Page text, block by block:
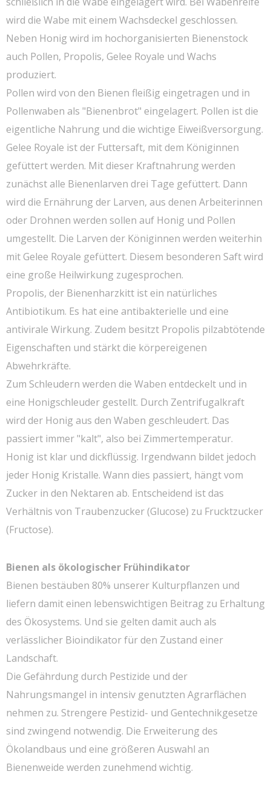
wird die Wabe mit einem Wachsdeckel geschlossen.
Neben Honig wird im hochorganisierten Bienenstock
auch Pollen, Propolis, Gelee Royale und Wachs
produziert.
Pollen wird von den Bienen fleißig eingetragen und in
Pollenwaben als "Bienenbrot" eingelagert. Pollen ist die
eigentliche Nahrung und die wichtige Eiweißversorgung.
Gelee Royale ist der Futtersaft, mit dem Königinnen
gefüttert werden. Mit dieser Kraftnahrung werden
zunächst alle Bienenlarven drei Tage gefüttert. Dann
wird die Ernährung der Larven, aus denen Arbeiterinnen
oder Drohnen werden sollen auf Honig und Pollen
umgestellt. Die Larven der Königinnen werden weiterhin
mit Gelee Royale gefüttert. Diesem besonderen Saft wird
eine große Heilwirkung zugesprochen.
Propolis, der Bienenharzkitt ist ein natürliches
Antibiotikum. Es hat eine antibakterielle und eine
antivirale Wirkung. Zudem besitzt Propolis pilzabtötende
Eigenschaften und stärkt die körpereigenen
Abwehrkräfte.
Zum Schleudern werden die Waben entdeckelt und in
eine Honigschleuder gestellt. Durch Zentrifugalkraft
wird der Honig aus den Waben geschleudert. Das
passiert immer "kalt", also bei Zimmertemperatur.
Honig ist klar und dickflüssig. Irgendwann bildet jedoch
jeder Honig Kristalle. Wann dies passiert, hängt vom
Zucker in den Nektaren ab. Entscheidend ist das
Verhältnis von Traubenzucker (Glucose) zu Frucktzucker
(Fructose).
Bienen als ökologischer Frühindikator
Bienen bestäuben 80% unserer Kulturpflanzen und
liefern damit einen lebenswichtigen Beitrag zu Erhaltung
des Ökosystems. Und sie gelten damit auch als
verlässlicher Bioindikator für den Zustand einer
Landschaft.
Die Gefährdung durch Pestizide und der
Nahrungsmangel in intensiv genutzten Agrarflächen
nehmen zu. Strengere Pestizid- und Gentechnikgesetze
sind zwingend notwendig. Die Erweiterung des
Ökolandbaus und eine größeren Auswahl an
Bienenweide werden zunehmend wichtig.